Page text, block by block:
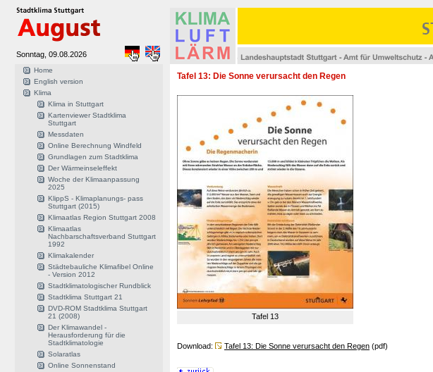
Sonntag, 09.08.2026
Home
English version
Klima
Klima in Stuttgart
Kartenviewer Stadtklima
Stuttgart
Messdaten
Online Berechnung Windfeld
Grundlagen zum Stadtklima
Der Wärmeinseleffekt
Woche der Klimaanpassung
2025
KlippS - Klimaplanungs- pass
Stuttgart (2015)
Klimaatlas Region Stuttgart 2008
Klimaatlas
Nachbarschaftsverband Stuttgart
1992
Klimakalender
Städtebauliche Klimafibel Online
- Version 2012
Stadtklimatologischer Rundblick
Stadtklima Stuttgart 21
DVD-ROM Stadtklima Stuttgart
21 (2008)
Der Klimawandel -
Herausforderung für die
Stadtklimatologie
Solaratlas
Online Sonnenstand
Tafel 13: Die Sonne verursacht den Regen
Tafel 13
Download: Tafel 13: Die Sonne verursacht den Regen (pdf)